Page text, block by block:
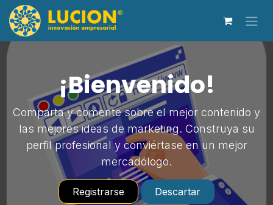
Ir al contenido
¡Bienvenido!
Comparta y comente sobre el mejor contenido y
las mejores ideas de marketing. Construya su
perfil profesional y conviértase en un mejor
mercadólogo.
Registrarse Descartar